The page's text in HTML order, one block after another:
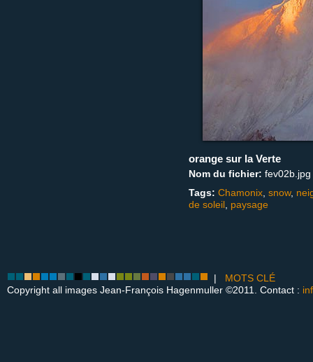
orange sur la Verte
Nom du fichier: fev02b.jpg
Tags: Chamonix snow,
de soleil paysage
| MOTS CLÉ
Copyright all images Jean-François Hagenmuller ©2011. Contact :